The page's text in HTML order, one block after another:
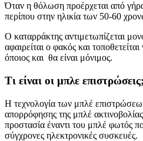
Όταν η θόλωση προέρχεται από
περίπου στην ηλικία των 50-60
Ο καταρράκτης αντιμετωπίζεται
αφαιρείται ο φακός και
όποιος και θα είναι μόνιμος.
Τι είναι οι μπλε επιστρώσεις;
Η τεχνολογία των μπλέ
απορρόφησης της μπλέ
προστασία έναντι του μπλέ φωτός
σύγχρονες ηλεκτρονικές συσκευές.